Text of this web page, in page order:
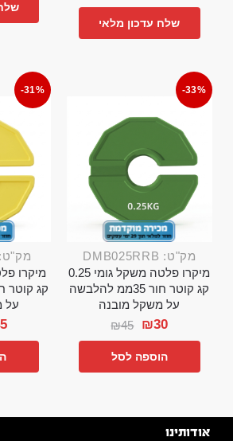
שלח עדכון מלאי
-33%
מק"ט: DMB025RRB
מיקרו פלטה משקל גומי 0.25
קג קוטר חור 35ממ להלבשה
על משקל מובנה
₪45 ₪30
הוספה לסל
-31%
מק"ט: DMB05RRB
על
אודותינו